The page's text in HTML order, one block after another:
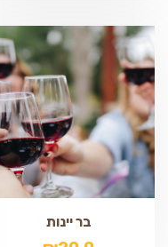
בר יינות